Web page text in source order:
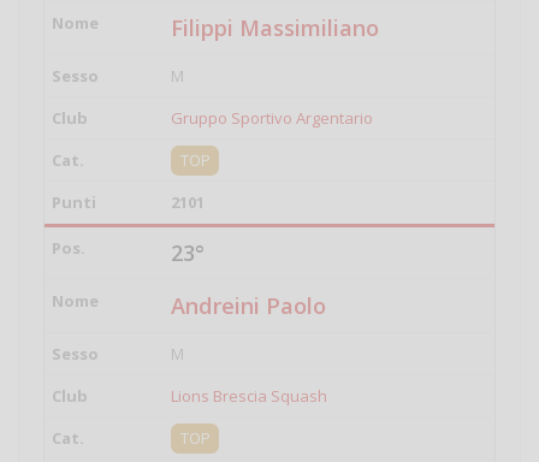
Filippi Massimiliano
M
Gruppo Sportivo Argentario
TOP
2101
23°
Andreini Paolo
M
Lions Brescia Squash
TOP